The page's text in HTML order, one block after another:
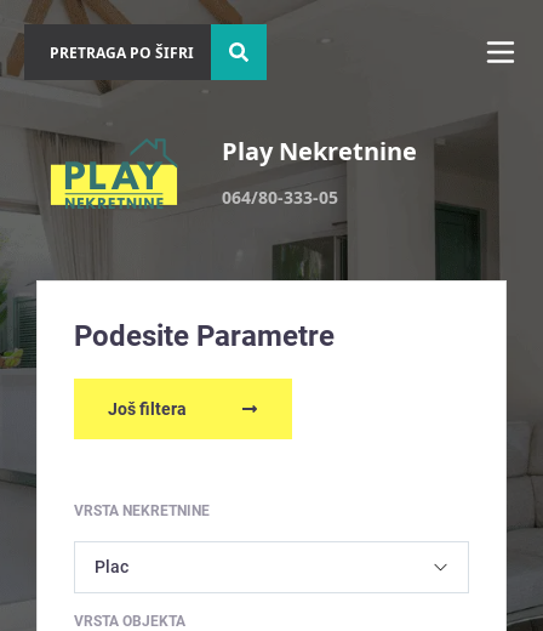
Play Nekretnine
064/80-333-05
Podesite Parametre
Još filtera
VRSTA NEKRETNINE
VRSTA OBJEKTA